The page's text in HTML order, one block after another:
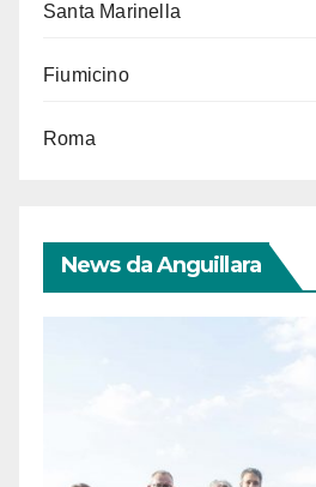
Santa Marinella
Fiumicino
Roma
News da Anguillara